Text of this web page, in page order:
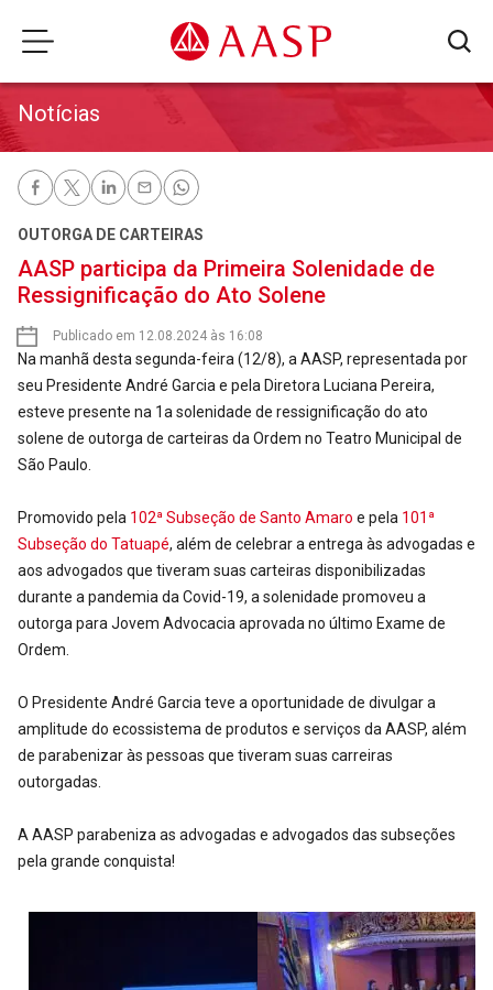
Notícias
OUTORGA DE CARTEIRAS
AASP participa da Primeira Solenidade de
Ressignificação do Ato Solene
Publicado em 12.08.2024 às 16:08
Na manhã desta segunda-feira (12/8), a AASP, representada por
seu Presidente André Garcia e pela Diretora Luciana Pereira,
esteve presente na 1a solenidade de ressignificação do ato
solene de outorga de carteiras da Ordem no Teatro Municipal de
São Paulo.
Promovido pela 102ª Subseção de Santo Amaro e pela 101ª
Subseção do Tatuapé, além de celebrar a entrega às advogadas e
aos advogados que tiveram suas carteiras disponibilizadas
durante a pandemia da Covid-19, a solenidade promoveu a
outorga para Jovem Advocacia aprovada no último Exame de
Ordem.
O Presidente André Garcia teve a oportunidade de divulgar a
amplitude do ecossistema de produtos e serviços da AASP, além
de parabenizar às pessoas que tiveram suas carreiras
outorgadas.
A AASP parabeniza as advogadas e advogados das subseções
pela grande conquista!